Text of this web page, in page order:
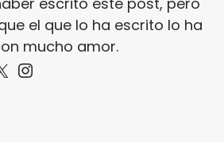
el que lo ha escrito lo ha
mucho amor.